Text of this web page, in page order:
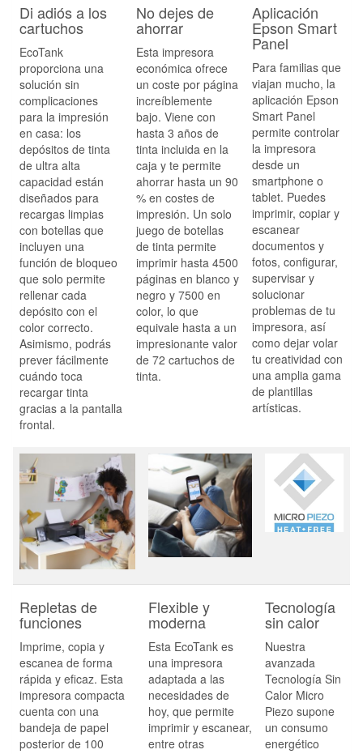
Di adiós a los
cartuchos
EcoTank
proporciona una
solución sin
complicaciones
para la impresión
en casa: los
depósitos de tinta
de ultra alta
capacidad están
diseñados para
recargas limpias
con botellas que
incluyen una
función de bloqueo
que solo permite
rellenar cada
depósito con el
color correcto.
Asimismo, podrás
prever fácilmente
cuándo toca
recargar tinta
gracias a la pantalla
frontal.
No dejes de
ahorrar
Esta impresora
económica ofrece
un coste por página
increíblemente
bajo. Viene con
hasta 3 años de
tinta incluida en la
caja y te permite
ahorrar hasta un 90
% en costes de
impresión. Un solo
juego de botellas
de tinta permite
imprimir hasta 4500
páginas en blanco y
negro y 7500 en
color, lo que
equivale hasta a un
impresionante valor
de 72 cartuchos de
tinta.
Aplicación
Epson Smart
Panel
Para familias que
viajan mucho, la
aplicación Epson
Smart Panel
permite controlar
la impresora
desde un
smartphone o
tablet. Puedes
imprimir, copiar y
escanear
documentos y
fotos, configurar,
supervisar y
solucionar
problemas de tu
impresora, así
como dejar volar
tu creatividad con
una amplia gama
de plantillas
artísticas.
Repletas de
funciones
Imprime, copia y
escanea de forma
rápida y eficaz. Esta
impresora compacta
cuenta con una
bandeja de papel
posterior de 100
Flexible y
moderna
Esta EcoTank es
una impresora
adaptada a las
necesidades de
hoy, que permite
imprimir y escanear,
entre otras
Tecnología
sin calor
Nuestra
avanzada
Tecnología Sin
Calor Micro
Piezo supone
un consumo
energético